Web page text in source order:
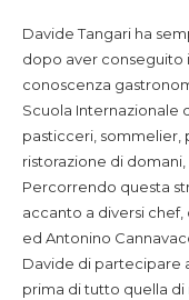
Davide Tangari ha
dopo aver conseguito
conoscenza
Scuola Internazionale
pasticceri, sommelier,
ristorazione di
Percorrendo questa
accanto a diversi chef,
ed Antonino
Davide di partecipare
prima di tutto quella